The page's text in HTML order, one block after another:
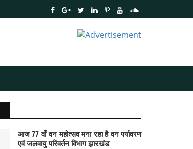
आज 77 वाँ वन महोत्सव मना रहा है वन पर्यावरण
एवं जलवायु परिवर्तन विभाग झारखंड